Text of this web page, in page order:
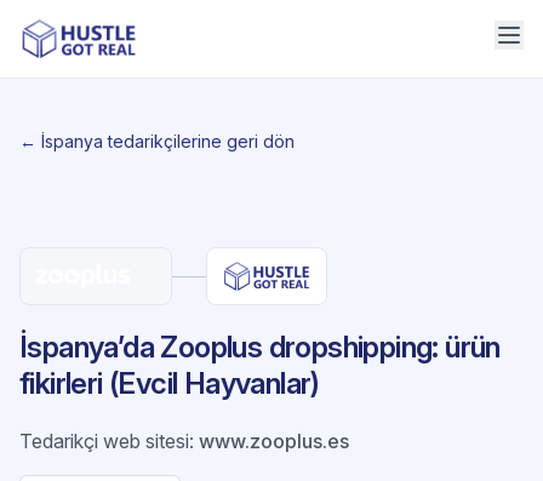
← İspanya tedarikçilerine geri dön
İspanya’da Zooplus dropshipping: ürün
fikirleri (Evcil Hayvanlar)
Tedarikçi web sitesi: www.zooplus.es